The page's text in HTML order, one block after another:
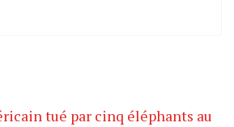
tué par cinq éléphants au